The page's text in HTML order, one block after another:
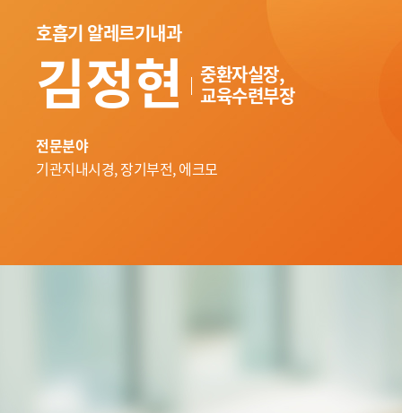
호흡기 알레르기내과
김정현
중환자실장,
교육수련부장
전문분야
기관지내시경, 장기부전, 에크모